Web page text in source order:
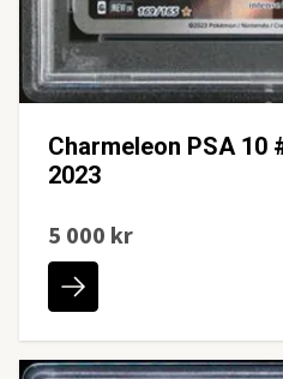
Charmeleon PSA 10
2023
5 000 kr